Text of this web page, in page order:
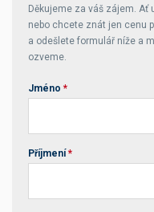
Děkujeme za váš zájem.
nebo chcete znát jen cenu
a odešlete formulář níže a
ozveme.
Jméno *
Příjmení *